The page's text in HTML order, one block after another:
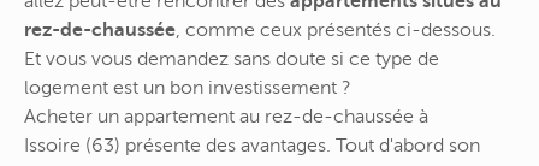
rez-de-chaussée, comme ceux présentés ci-dessous.
Et vous vous demandez sans doute si ce type de
logement est un bon investissement ?
Acheter un appartement au rez-de-chaussée à
Issoire (63) présente des avantages. Tout d'abord son